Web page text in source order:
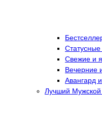
Свежие и
Вечерние
Авангард
Лучший